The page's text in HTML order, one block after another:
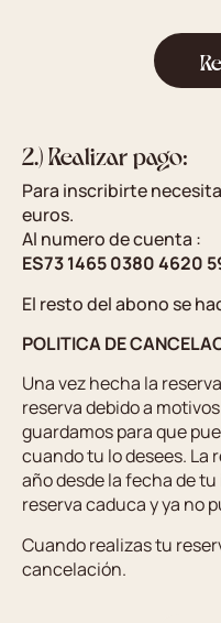
2.) Realizar pago:
Para inscribirte
euros.
Al numero de cuenta :
ES73 1465 0380 4620
El resto del abono se
POLITICA DE
Una vez hecha la
reserva debido a
guardamos para que
cuando tu lo desees. La
año desde la fecha de
reserva caduca y ya no
Cuando realizas tu
cancelación.